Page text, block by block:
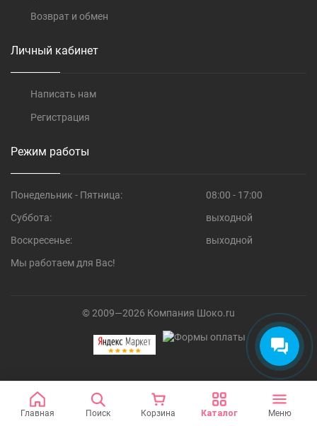
Возврат и обмен
Личный кабинет
Написать нам
Регистрация
Режим работы
Понедельник - Пятница:
08:00 - 17:00
Суббота:
выходной
Воскресенье:
выходной
Мы работаем для Вас!
© 2009—2026 Компания Шоко.ru
Главная Поиск Корзина Каталог Меню